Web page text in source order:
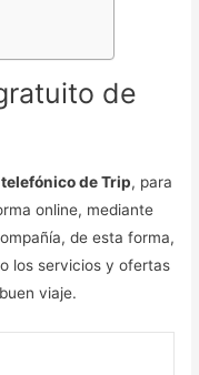
de
de Trip, para
online, mediante
de esta forma,
los servicios y ofertas
viaje.